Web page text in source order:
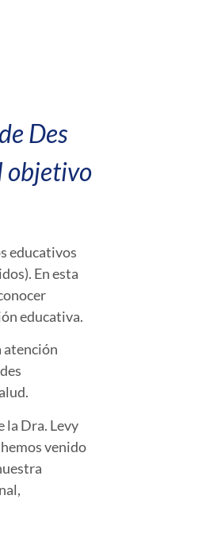
Des
objetivo
educativos
En esta
educativa.
atención
la Dra. Levy
venido